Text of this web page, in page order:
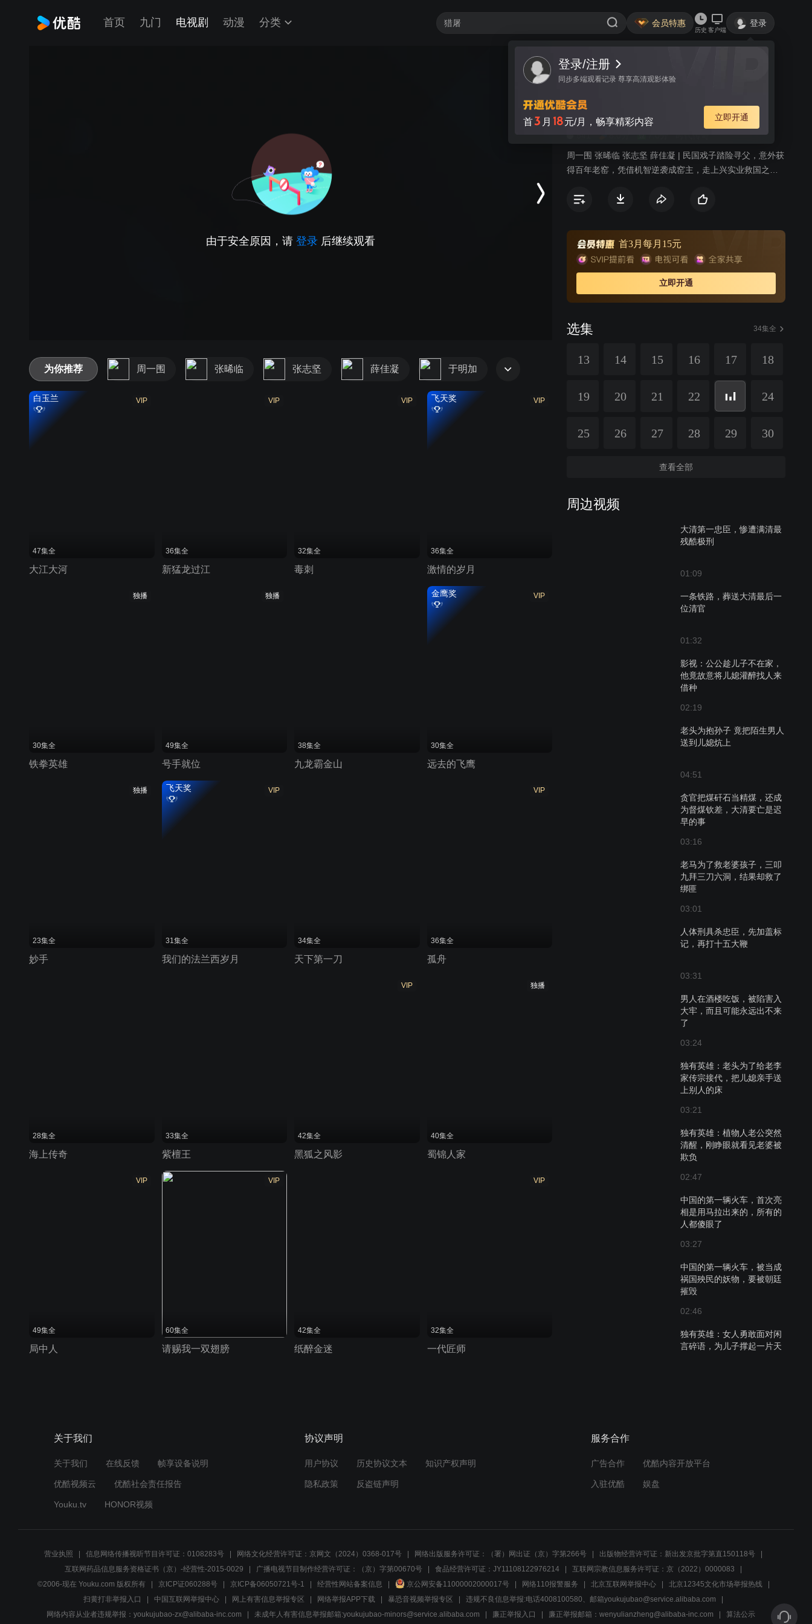
首页 九门 电视剧 动漫 分类 会员特惠
历史 客户端
登录
登录/注册
同步多端观看记录 尊享高清观影体验
首3 月 18元/月，畅享精彩内容 立即开通
由于安全原因，请 登录 后继续观看
视频 讨论
独有英雄
7.0分 时代传奇
周一围 张晞临 张志坚 薛佳凝 | 民国戏子踏险寻父，意外获
得百年老窑，凭借机智逆袭成窑主，走上兴实业救国之
首3月每月15元
立即开通
选集 34集全
13 14 15 16 17 18
19 20 21 22 24
25 26 27 28 29 30
查看全部
周边视频
大清第一忠臣，惨遭满清最
残酷极刑
01:09
一条铁路，葬送大清最后一
位清官
01:32
影视：公公趁儿子不在家，
他竟故意将儿媳灌醉找人来
借种
02:19
老头为抱孙子 竟把陌生男人
送到儿媳炕上
04:51
贪官把煤矸石当精煤，还成
为督煤钦差，大清要亡是迟
早的事
03:16
老马为了救老婆孩子，三叩
九拜三刀六洞，结果却救了
绑匪
03:01
人体刑具杀忠臣，先加盖标
记，再打十五大鞭
03:31
男人在酒楼吃饭，被陷害入
大牢，而且可能永远出不来
了
03:24
独有英雄：老头为了给老李
家传宗接代，把儿媳亲手送
上别人的床
03:21
独有英雄：植物人老公突然
清醒，刚睁眼就看见老婆被
欺负
02:47
中国的第一辆火车，首次亮
相是用马拉出来的，所有的
人都傻眼了
03:27
中国的第一辆火车，被当成
祸国殃民的妖物，要被朝廷
摧毁
02:46
独有英雄：女人勇敢面对闲
言碎语，为儿子撑起一片天
男人为了女人，把五千两银
朝的尊严
02:59
洋人的铁疙瘩，迟早会毁了
大清的国运，老爷们尔虞我
为你推荐 周一围 张晞临 张志坚 薛佳凝 于明加
VIP
白玉兰
47集全
大江大河
VIP
36集全
新猛龙过江
VIP
32集全
毒刺
VIP
飞天奖
36集全
激情的岁月
独播
30集全
铁拳英雄
独播
49集全
号手就位
38集全
九龙霸金山
VIP
金鹰奖
30集全
远去的飞鹰
独播
23集全
妙手
VIP
飞天奖
31集全
我们的法兰西岁月
34集全
天下第一刀
VIP
36集全
孤舟
28集全
海上传奇
33集全
紫檀王
VIP
42集全
黑狐之风影
独播
40集全
蜀锦人家
VIP
49集全
局中人
VIP
60集全
请赐我一双翅膀
42集全
纸醉金迷
VIP
32集全
一代匠师
关于我们
关于我们 在线反馈 帧享设备说明
优酷视频云 优酷社会责任报告
Youku.tv HONOR视频
协议声明
用户协议 历史协议文本 知识产权声明
隐私政策 反盗链声明
服务合作
广告合作 优酷内容开放平台
入驻优酷 娱盘
营业执照 信息网络传播视听节目许可证：0108283号 网络文化经营许可证：京网文（2024）0368-017号 网络出版服务许可证：（署）网出证（京）字第266号
出版物经营许可证：新出发京批字第直150118号
互联网药品信息服务资格证书（京）-经营性-2015-0029
广播电视节目制作经营许可证：（京）字第00670号 食品经营许可证：JY11108122976214
互联网宗教信息服务许可证：京（2022）0000083
©2006-现在 Youku.com 版权所有
京ICP证060288号 京ICP备06050721号-1 经营性网站备案信息 京公网安备11000002000017号 网络110报警服务 北京互联网举报中心
北京12345文化市场举报热线
扫黄打非举报入口
中国互联网举报中心 网上有害信息举报专区 网络举报APP下载 暴恐音视频举报专区
违规不良信息举报:电话4008100580、邮箱youkujubao@service.alibaba.com
网络内容从业者违规举报：youkujubao-zx@alibaba-inc.com
未成年人有害信息举报邮箱:youkujubao-minors@service.alibaba.com 廉正举报入口 廉正举报邮箱：wenyulianzheng@alibaba-inc.com 算法公示